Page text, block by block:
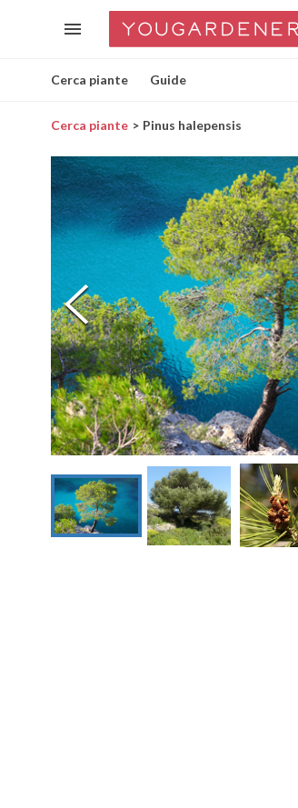
Cerca piante Guide
Cerca piante Pinus halepensis